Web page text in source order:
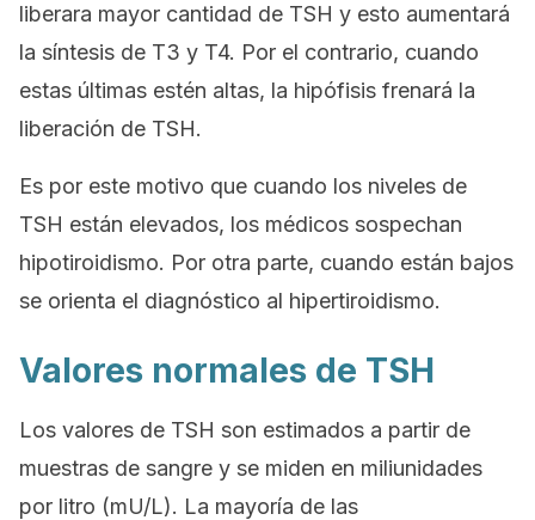
liberara mayor cantidad de TSH y esto aumentará
la síntesis de T3 y T4. Por el contrario, cuando
estas últimas estén altas, la hipófisis frenará la
liberación de TSH.
Es por este motivo que cuando los niveles de
TSH están elevados, los médicos sospechan
hipotiroidismo. Por otra parte, cuando están bajos
se orienta el diagnóstico al hipertiroidismo.
Valores normales de TSH
Los valores de TSH son estimados a partir de
muestras de sangre y se miden en miliunidades
por litro (mU/L). La mayoría de las